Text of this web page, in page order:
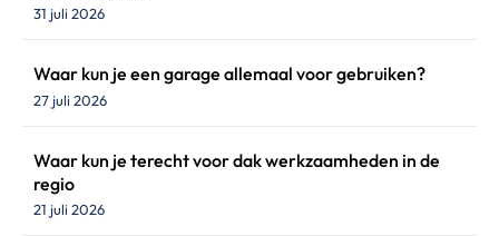
31 juli 2026
Waar kun je een garage allemaal voor gebruiken?
27 juli 2026
Waar kun je terecht voor dak werkzaamheden in de
regio
21 juli 2026